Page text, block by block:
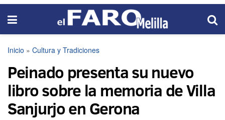
Inicio » Cultura y Tradiciones
Peinado presenta su nuevo
libro sobre la memoria de Villa
Sanjurjo en Gerona